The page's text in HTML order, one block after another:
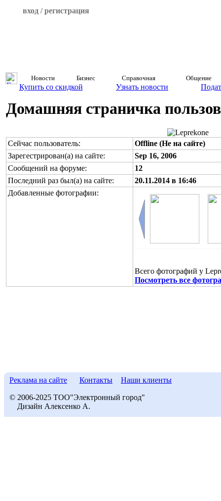
вход / регистрация
Новости Бизнес Справочная Общение
Купить со скидкой Узнать новости
Домашняя страничка
Сейчас пользователь:
Offline (Не на сайте)
Зарегестрирован(а) на сайте:
Sep 16, 2006
Сообщений на форуме:
12
Последний раз был(а) на сайте:
20.11.2014 в 16:46
Добавленные фотографии:
Всего фотографий у
Посмотреть все
Реклама на сайте Контакты Наши клиенты
© 2006-2025 ТОО"Электронный город"
Дизайн Алексенко А.